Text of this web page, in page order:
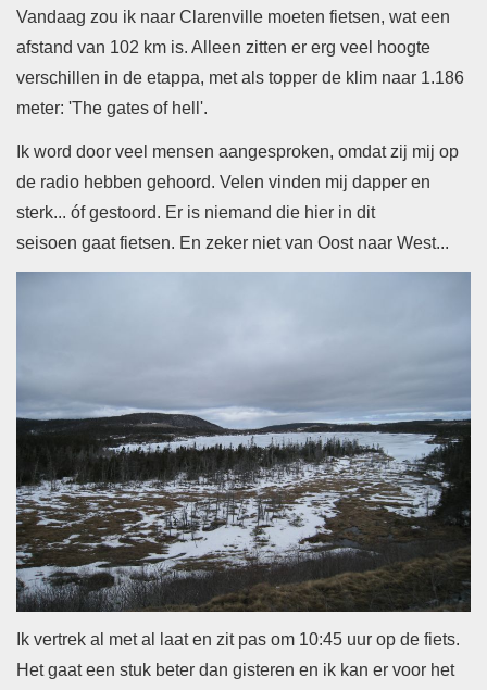
Vandaag zou ik naar Clarenville moeten fietsen, wat een
afstand van 102 km is. Alleen zitten er erg veel hoogte
verschillen in de etappa, met als topper de klim naar 1.186
meter: 'The gates of hell'.
Ik word door veel mensen aangesproken, omdat zij mij op
de radio hebben gehoord. Velen vinden mij dapper en
sterk... óf gestoord. Er is niemand die hier in dit
seisoen gaat fietsen. En zeker niet van Oost naar West...
Ik vertrek al met al laat en zit pas om 10:45 uur op de fiets.
Het gaat een stuk beter dan gisteren en ik kan er voor het